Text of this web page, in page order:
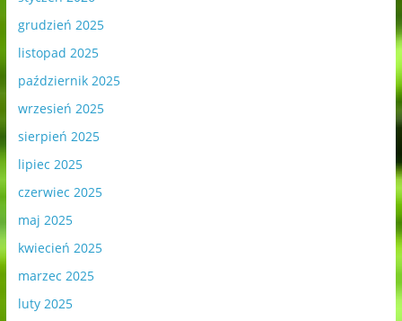
grudzień 2025
listopad 2025
październik 2025
wrzesień 2025
sierpień 2025
lipiec 2025
czerwiec 2025
maj 2025
kwiecień 2025
marzec 2025
luty 2025